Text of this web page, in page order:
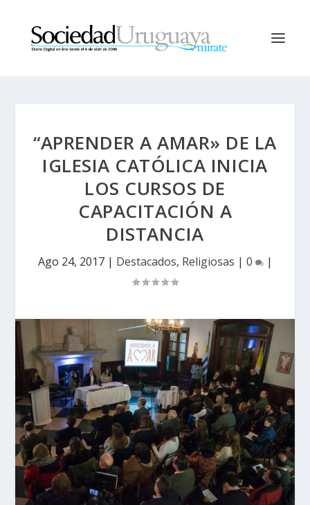
“APRENDER A AMAR» DE LA
IGLESIA CATÓLICA INICIA
LOS CURSOS DE
CAPACITACIÓN A
DISTANCIA
Ago 24, 2017| Destacados, Religiosas | 0 |